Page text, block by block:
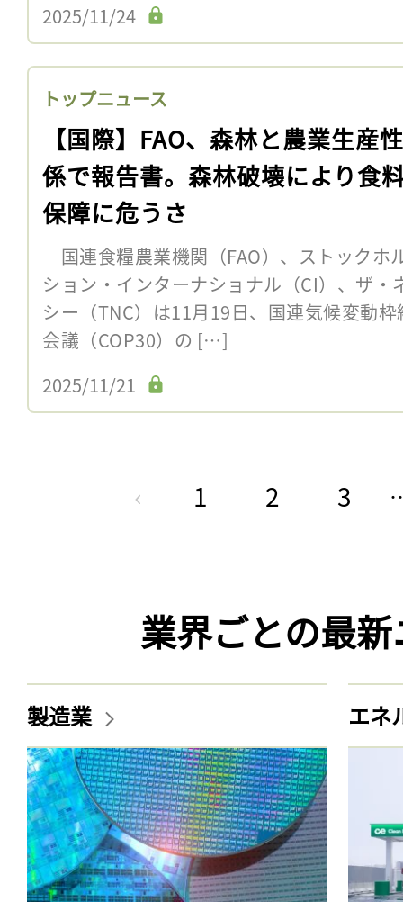
2025/11/24
トップニュース
【国際】FAO、森林と農業生産
係で報告書。森林破壊により食
保障に危うさ
国連食糧農業機関（FAO）、ストックホ
ション・インターナショナル（CI）、ザ
シー（TNC）は11月19日、国連気候変動
会議（COP30）の […]
2025/11/21
1 2 3
業界ごとの最
製造業 エネ